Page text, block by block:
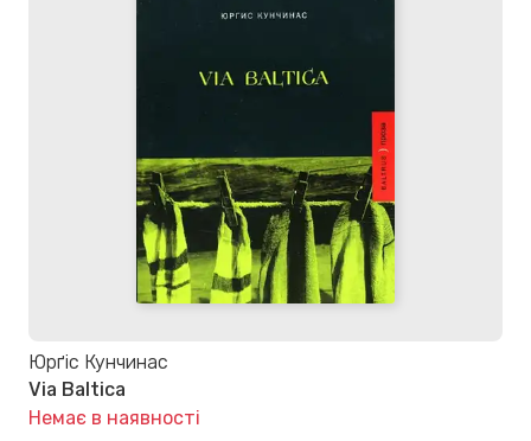
Юрґіс Кунчинас
Via Baltica
Немає в наявності